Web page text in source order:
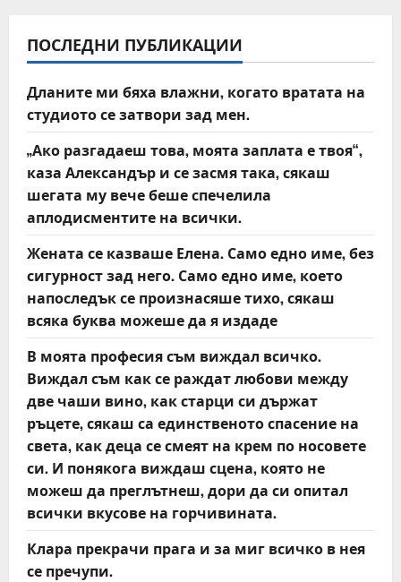
v
i
g
a
t
i
o
n
ПОСЛЕДНИ ПУБЛИКАЦИИ
Дланите ми бяха влажни, когато вратата на
студиото се затвори зад мен.
„Ако разгадаеш това, моята заплата е твоя“,
каза Александър и се засмя така, сякаш
шегата му вече беше спечелила
аплодисментите на всички.
Жената се казваше Елена. Само едно име, без
сигурност зад него. Само едно име, което
напоследък се произнасяше тихо, сякаш
всяка буква можеше да я издаде
В моята професия съм виждал всичко.
Виждал съм как се раждат любови между
две чаши вино, как старци си държат
ръцете, сякаш са единственото спасение на
света, как деца се смеят на крем по носовете
си. И понякога виждаш сцена, която не
можеш да преглътнеш, дори да си опитал
всички вкусове на горчивината.
Клара прекрачи прага и за миг всичко в нея
се пречупи.